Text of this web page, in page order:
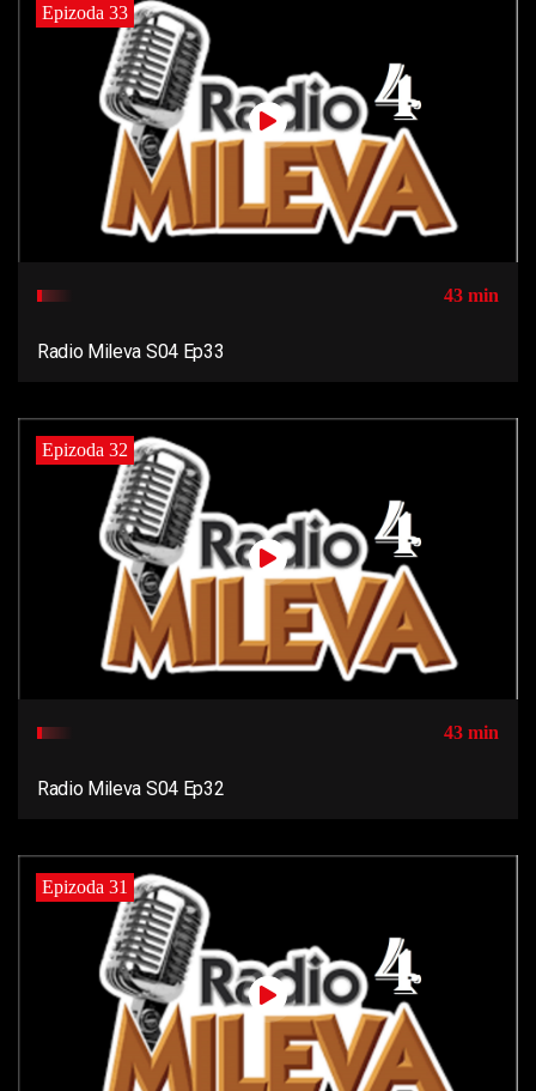
Epizoda 33
43 min
Radio Mileva S04 Ep33
Epizoda 32
43 min
Radio Mileva S04 Ep32
Epizoda 31